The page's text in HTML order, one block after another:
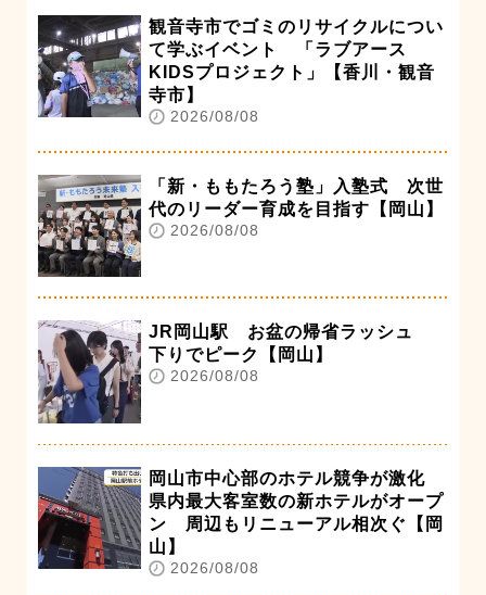
観音寺市でゴミのリサイクルについ
て学ぶイベント 「ラブアース
KIDSプロジェクト」【香川・観音
寺市】
2026/08/08
「新・ももたろう塾」入塾式 次世
代のリーダー育成を目指す【岡山】
2026/08/08
JR岡山駅 お盆の帰省ラッシュ
下りでピーク【岡山】
2026/08/08
岡山市中心部のホテル競争が激化
県内最大客室数の新ホテルがオープ
ン 周辺もリニューアル相次ぐ【岡
山】
2026/08/08